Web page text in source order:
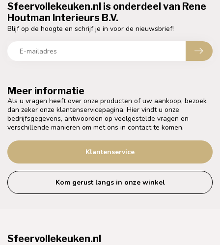
Meer informatie
Als u vragen heeft over onze producten of uw aankoop, bezoek
dan zeker onze klantenservicepagina. Hier vindt u onze
bedrijfsgegevens, antwoorden op veelgestelde vragen en
verschillende manieren om met ons in contact te komen.
Klantenservice
Kom gerust langs in onze winkel
Sfeervollekeuken.nl is onderdeel van Rene
Houtman Interieurs B.V.
Blijf op de hoogte en schrijf je in voor de nieuwsbrief!
Sfeervollekeuken.nl